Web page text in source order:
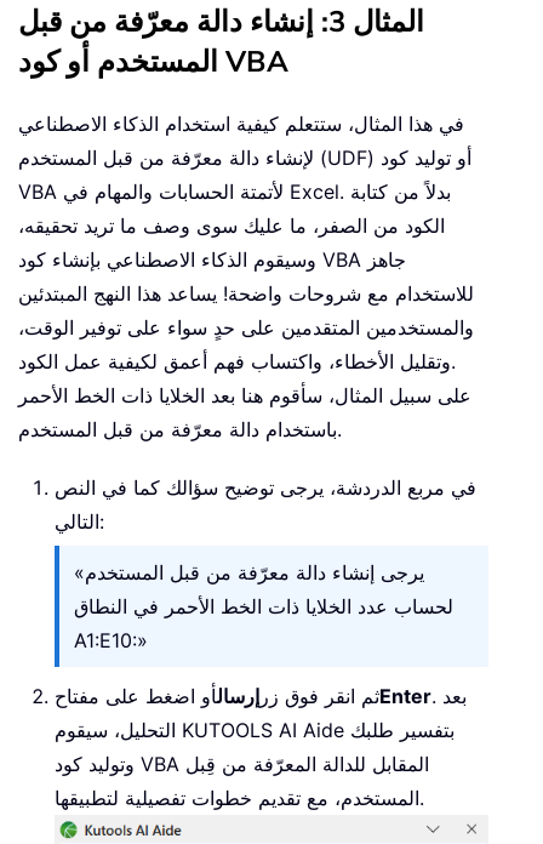
المثال 3: إنشاء دالة معرّفة من قبل
المستخدم أو كود VBA
في هذا المثال، ستتعلم كيفية استخدام الذكاء الاصطناعي
لإنشاء دالة معرّفة من قبل المستخدم (UDF) أو توليد كود
VBA لأتمتة الحسابات والمهام في Excel. بدلاً من كتابة
الكود من الصفر، ما عليك سوى وصف ما تريد تحقيقه،
وسيقوم الذكاء الاصطناعي بإنشاء كود VBA جاهز
للاستخدام مع شروحات واضحة! يساعد هذا النهج المبتدئين
والمستخدمين المتقدمين على حدٍ سواء على توفير الوقت،
وتقليل الأخطاء، واكتساب فهم أعمق لكيفية عمل الكود.
على سبيل المثال، سأقوم هنا بعد الخلايا ذات الخط الأحمر
باستخدام دالة معرّفة من قبل المستخدم.
في مربع الدردشة، يرجى توضيح سؤالك كما في النص
التالي:
«يرجى إنشاء دالة معرّفة من قبل المستخدم
لحساب عدد الخلايا ذات الخط الأحمر في النطاق
A1:E10:»
ثم انقر فوق زر إرسالأو اضغط على مفتاح Enter. بعد
التحليل، سيقوم KUTOOLS AI Aide بتفسير طلبك
وتوليد كود VBA المقابل للدالة المعرّفة من قِبل
المستخدم، مع تقديم خطوات تفصيلية لتطبيقها.